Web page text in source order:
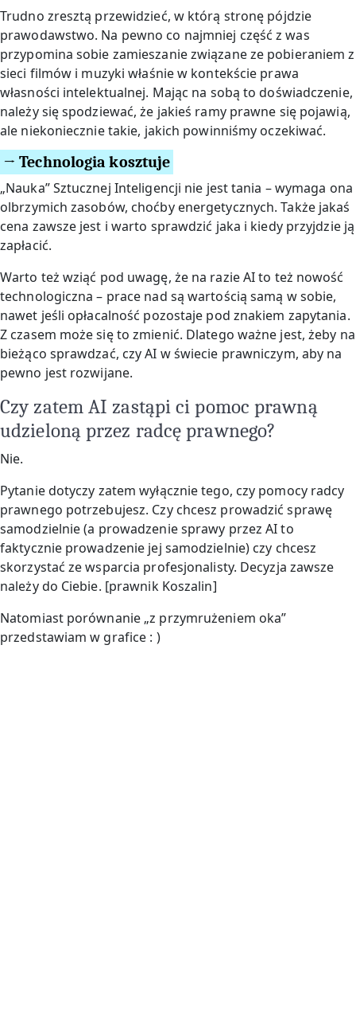
Trudno zresztą przewidzieć, w którą stronę pójdzie
prawodawstwo. Na pewno co najmniej część z was
przypomina sobie zamieszanie związane ze pobieraniem z
sieci filmów i muzyki właśnie w kontekście prawa
własności intelektualnej. Mając na sobą to doświadczenie,
należy się spodziewać, że jakieś ramy prawne się pojawią,
ale niekoniecznie takie, jakich powinniśmy oczekiwać.
→ Technologia kosztuje
„Nauka” Sztucznej Inteligencji nie jest tania – wymaga ona
olbrzymich zasobów, choćby energetycznych. Także jakaś
cena zawsze jest i warto sprawdzić jaka i kiedy przyjdzie ją
zapłacić.
Warto też wziąć pod uwagę, że na razie AI to też nowość
technologiczna – prace nad są wartością samą w sobie,
nawet jeśli opłacalność pozostaje pod znakiem zapytania.
Z czasem może się to zmienić. Dlatego ważne jest, żeby na
bieżąco sprawdzać, czy AI w świecie prawniczym, aby na
pewno jest rozwijane.
Czy zatem AI zastąpi ci pomoc prawną
udzieloną przez radcę prawnego?
Nie.
Pytanie dotyczy zatem wyłącznie tego, czy pomocy radcy
prawnego potrzebujesz. Czy chcesz prowadzić sprawę
samodzielnie (a prowadzenie sprawy przez AI to
faktycznie prowadzenie jej samodzielnie) czy chcesz
skorzystać ze wsparcia profesjonalisty. Decyzja zawsze
należy do Ciebie. [prawnik Koszalin]
Natomiast porównanie „z przymrużeniem oka”
przedstawiam w grafice : )